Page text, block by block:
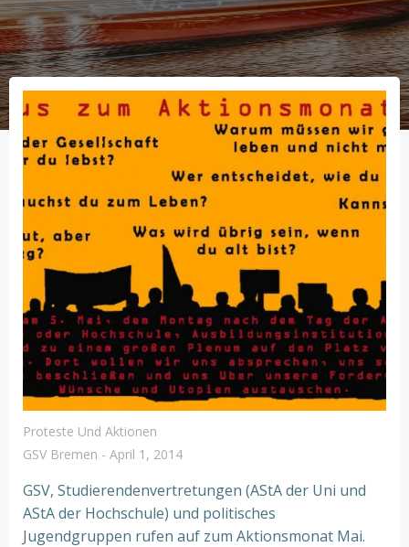
Proteste Und Aktionen
GSV Bremen - April 1, 2014
GSV, Studierendenvertretungen (AStA der Uni und
AStA der Hochschule) und politisches
Jugendgruppen rufen auf zum Aktionsmonat Mai.